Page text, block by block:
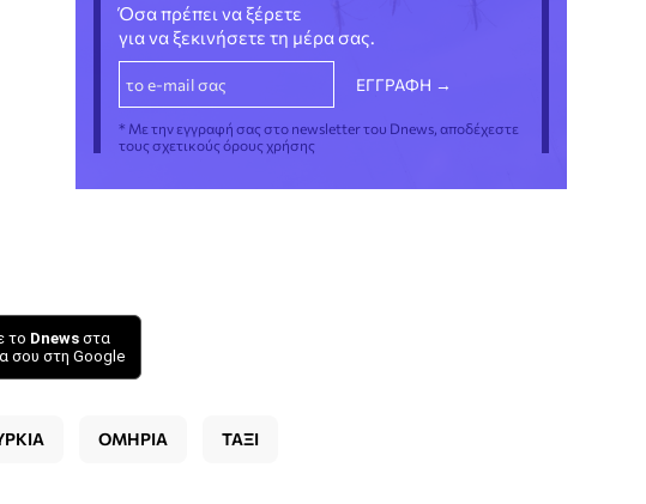
Όσα πρέπει να ξέρετε
για να ξεκινήσετε τη μέρα σας.
* Με την εγγραφή σας στο newsletter του Dnews, αποδέχεστε
τους σχετικούς όρους χρήσης
το Dnews στα
σου στη Google
ΟΜΗΡΙΑ ΤΑΞΙ